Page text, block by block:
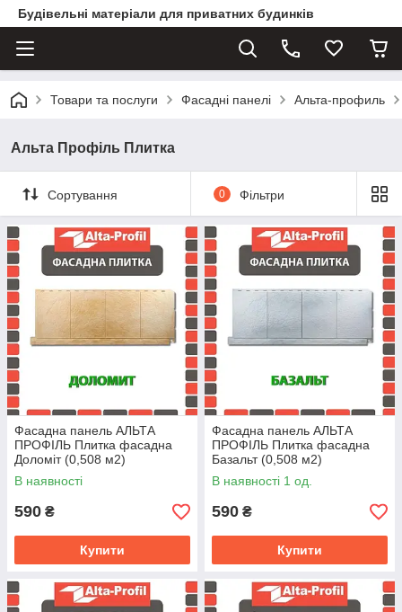
Будівельні матеріали для приватних будинків
Товари та послуги Фасадні панелі Альта-профиль
Альта Профіль Плитка
Сортування 0 Фільтри
Фасадна панель АЛЬТА
ПРОФІЛЬ Плитка фасадна
Доломіт (0,508 м2)
В наявності
590 ₴
Купити
Фасадна панель АЛЬТА
ПРОФІЛЬ Плитка фасадна
Базальт (0,508 м2)
В наявності 1 од.
590 ₴
Купити